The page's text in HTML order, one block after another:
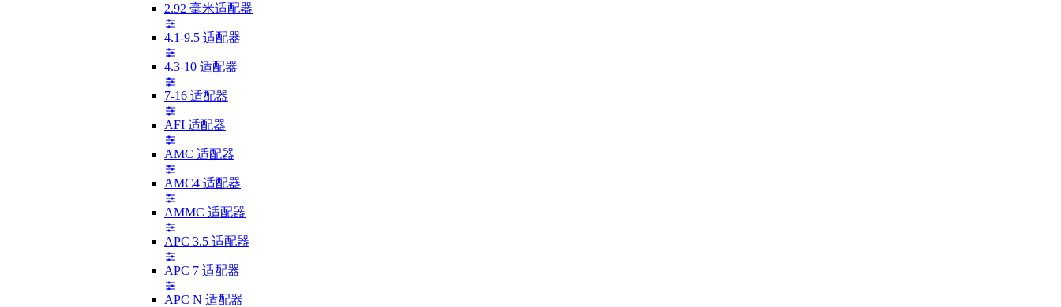
2.92 毫米适配器
4.1-9.5 适配器
4.3-10 适配器
7-16 适配器
AFI 适配器
AMC 适配器
AMC4 适配器
AMMC 适配器
APC 3.5 适配器
APC 7 适配器
APC N 适配器